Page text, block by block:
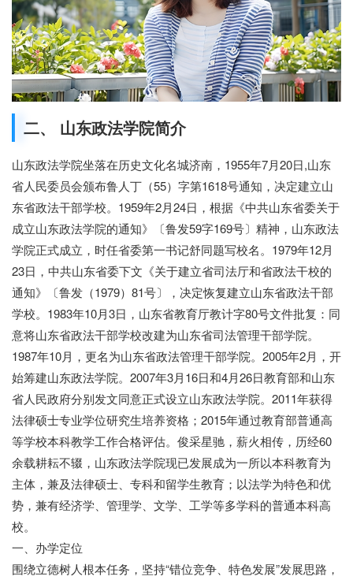
二、 山东政法学院简介
山东政法学院坐落在历史文化名城济南，1955年7月20日,山东
省人民委员会颁布鲁人丁（55）字第1618号通知，决定建立山
东省政法干部学校。1959年2月24日，根据《中共山东省委关于
成立山东政法学院的通知》〔鲁发59字169号〕精神，山东政法
学院正式成立，时任省委第一书记舒同题写校名。1979年12月
23日，中共山东省委下文《关于建立省司法厅和省政法干校的
通知》〔鲁发（1979）81号〕，决定恢复建立山东省政法干部
学校。1983年10月3日，山东省教育厅教计字80号文件批复：同
意将山东省政法干部学校改建为山东省司法管理干部学院。
1987年10月，更名为山东省政法管理干部学院。2005年2月，开
始筹建山东政法学院。2007年3月16日和4月26日教育部和山东
省人民政府分别发文同意正式设立山东政法学院。2011年获得
法律硕士专业学位研究生培养资格；2015年通过教育部普通高
等学校本科教学工作合格评估。俊采星驰，薪火相传，历经60
余载耕耘不辍，山东政法学院现已发展成为一所以本科教育为
主体，兼及法律硕士、专科和留学生教育；以法学为特色和优
势，兼有经济学、管理学、文学、工学等多学科的普通本科高
校。
一、办学定位
围绕立德树人根本任务，坚持“错位竞争、特色发展”发展思路，